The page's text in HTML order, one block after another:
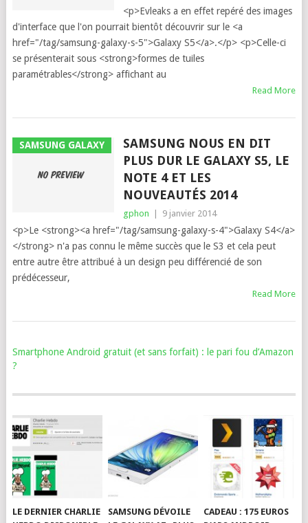
<p>Evleaks a en effet repéré des images
d'interface que l'on pourrait bientôt découvrir sur le <a
href="/tag/samsung-galaxy-s-5">Galaxy S5</a>.</p> <p>Celle-ci
se présenterait sous <strong>formes de tuiles
paramétrables</strong> affichant au
Read More
SAMSUNG GALAXY
SAMSUNG NOUS EN DIT
PLUS DUR LE GALAXY S5, LE
NOTE 4 ET LES
NOUVEAUTÉS 2014
gphon 9 janvier 2014
<p>Le <strong><a href="/tag/samsung-galaxy-s-4">Galaxy S4</a>
</strong> n'a pas connu le même succès que le S3 et cela peut
entre autre être attribué à un design peu différencié de son
prédécesseur,
Read More
Smartphone Android gratuit (et sans forfait) : le pari fou d’Amazon
?
LE DERNIER CHARLIE
SAMSUNG DÉVOILE
CADEAU : 175 EUROS